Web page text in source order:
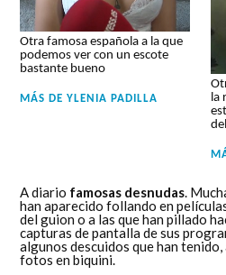
Otra famosa española a la que
podemos ver con un escote
bastante bueno
MÁS DEYLENIA PADILLA
la
A diario famosas desnudas.
han aparecido follando en
del guion o a las que han pillado
capturas de pantalla de sus
algunos descuidos que han tenido,
fotos en biquini.